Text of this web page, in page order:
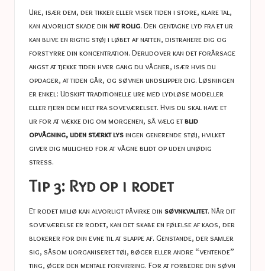
Ure, især dem, der tikker eller viser tiden i store, klare tal,
kan alvorligt skade din nat rolig. Den gentagne lyd fra et ur
kan blive en rigtig støj i løbet af natten, distrahere dig og
forstyrre din koncentration. Derudover kan det forårsage
angst at tjekke tiden hver gang du vågner, især hvis du
opdager, at tiden går, og søvnen undslipper dig. Løsningen
er enkel: Udskift traditionelle ure med lydløse modeller
eller fjern dem helt fra soveværelset. Hvis du skal have et
ur for at vække dig om morgenen, så vælg etblid
opvågning, uden stærkt lysingen generende støj, hvilket
giver dig mulighed for at vågne blidt op uden unødig
stress.
Tip 3: Ryd op i rodet
Et rodet miljø kan alvorligt påvirke din søvnkvalitet. Når dit
soveværelse er rodet, kan det skabe en følelse af kaos, der
blokerer for din evne til at slappe af. Genstande, der samler
sig, såsom uorganiseret tøj, bøger eller andre “ventende”
ting, øger den mentale forvirring. For at forbedre din søvn